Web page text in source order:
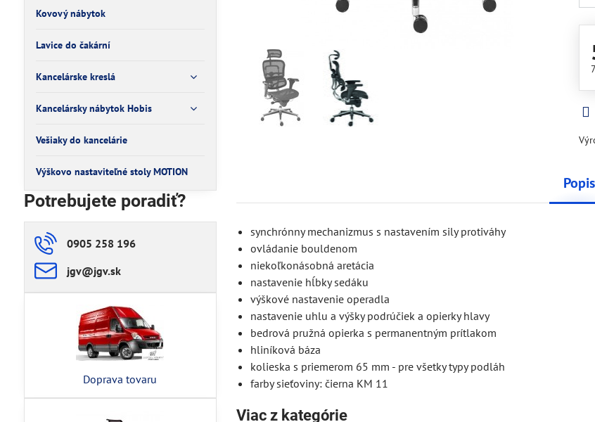
Popis
synchrónny mechanizmus s nastavením sily protiváhy
ovládanie bouldenom
niekoľkonásobná aretácia
nastavenie hĺbky sedáku
výškové nastavenie operadla
nastavenie uhlu a výšky podrúčiek a opierky hlavy
bedrová pružná opierka s permanentným prítlakom
hliníková báza
kolieska s priemerom 65 mm - pre všetky typy podláh
farby sieťoviny: čierna KM 11
Viac z kategórie
Kovový nábytok
Lavice do čakární
Kancelárske kreslá
Kancelársky nábytok Hobis
Vešiaky do kancelárie
Výškovo nastaviteľné stoly MOTION
Potrebujete poradiť?
0905 258 196
jgv​@jgv​.sk
Doprava tovaru